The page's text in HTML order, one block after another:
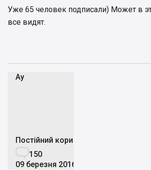
Уже 65 человек подписали) Может в
все видят.
Аy
Постійний користувач
150
09 березня 2016